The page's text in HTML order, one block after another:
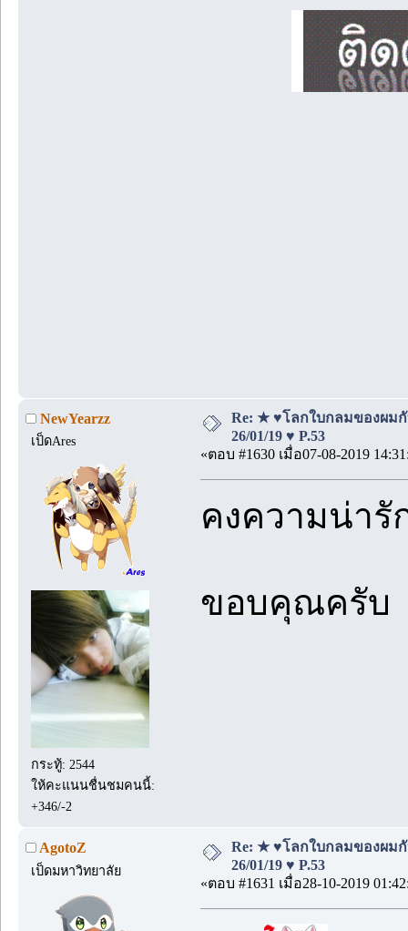
NewYearzz
เป็ดAres
กระทู้: 2544
ให้คะแนนชื่นชมคนนี้:
+346/-2
Re: ★ ♥โลกใบกลมของผ
26/01/19 ♥ P.53
«ตอบ #1630 เมื่อ07-08-2019
คงความน่ารั
ขอบคุณครับ
AgotoZ
เป็ดมหาวิทยาลัย
Re: ★ ♥โลกใบกลมของผ
26/01/19 ♥ P.53
«ตอบ #1631 เมื่อ28-10-2019